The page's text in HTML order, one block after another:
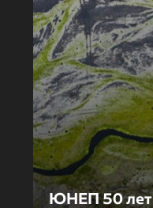
ЮНЕП 50 лет